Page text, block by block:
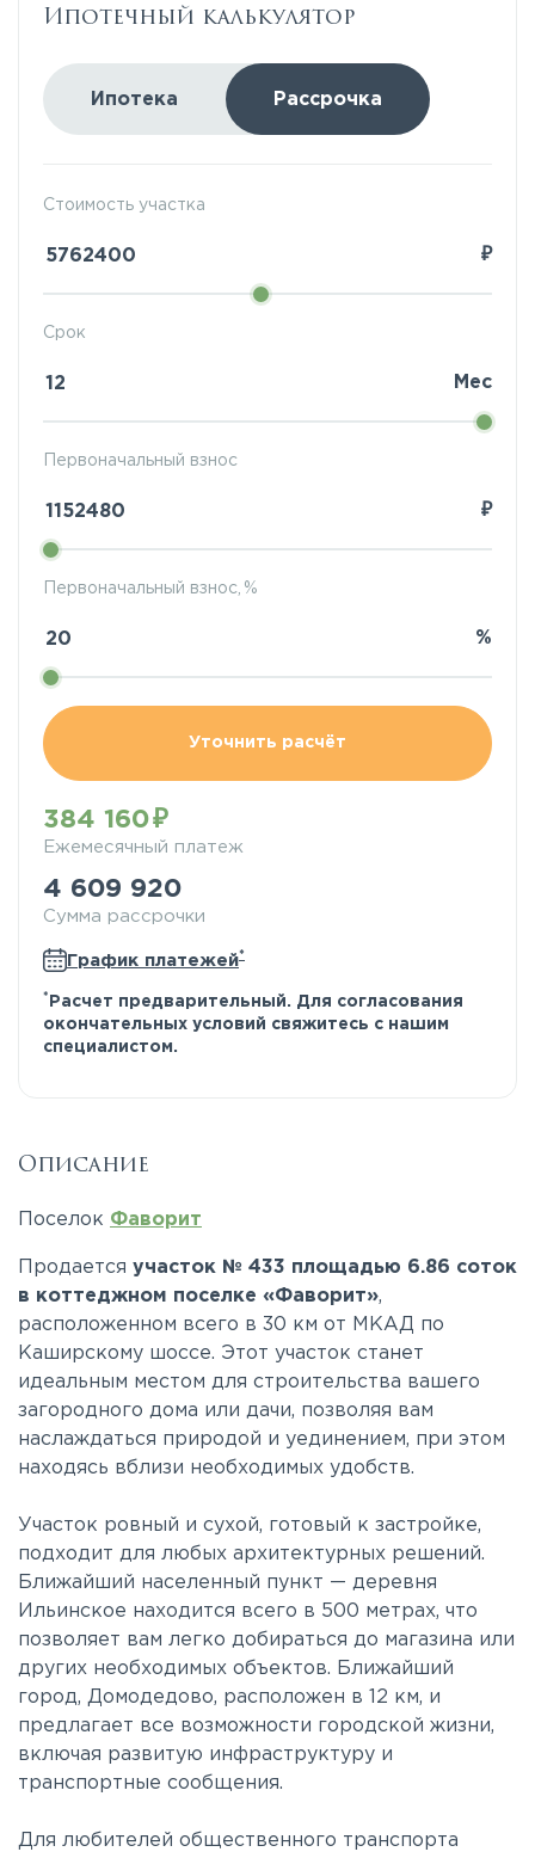
Ипотечный калькулятор
Ипотека Рассрочка
Стоимость участка
₽
Первоначальный взнос
₽
Срок
Мес
Первоначальный взнос, %
%
Уточнить расчёт
384 160
Ежемесячный платеж
4 609 920
Сумма рассрочки
График платежей*
* Расчет предварительный. Для согласования
окончательных условий свяжитесь с нашим
специалистом.
Описание
Поселок Фаворит
Продается участок № 433 площадью 6.86 соток
в коттеджном поселке «Фаворит»,
расположенном всего в 30 км от МКАД по
Каширскому шоссе. Этот участок станет
идеальным местом для строительства вашего
загородного дома или дачи, позволяя вам
наслаждаться природой и уединением, при этом
находясь вблизи необходимых удобств.
Участок ровный и сухой, готовый к застройке,
подходит для любых архитектурных решений.
Ближайший населенный пункт — деревня
Ильинское находится всего в 500 метрах, что
позволяет вам легко добираться до магазина или
других необходимых объектов. Ближайший
город, Домодедово, расположен в 12 км, и
предлагает все возможности городской жизни,
включая развитую инфраструктуру и
транспортные сообщения.
Для любителей общественного транспорта